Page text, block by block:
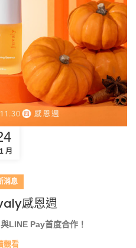
月
消息
感恩週
與LINE Pay首度合作！
觀看